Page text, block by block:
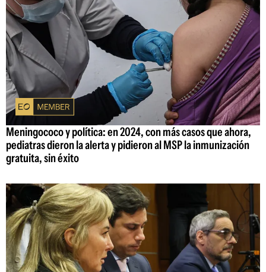
Meningococo y política: en 2024, con más casos que ahora,
pediatras dieron la alerta y pidieron al MSP la inmunización
gratuita, sin éxito